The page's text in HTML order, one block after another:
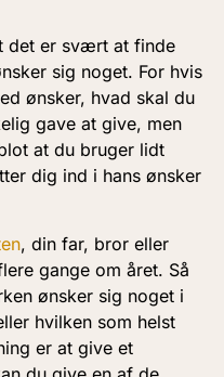
det er svært at finde
sig noget. For hvis
ønsker, hvad skal du
gave at give, men
at du bruger lidt
dig ind i hans ønsker
, din far, bror eller
gange om året. Så
ønsker sig noget i
hvilken som helst
er at give et